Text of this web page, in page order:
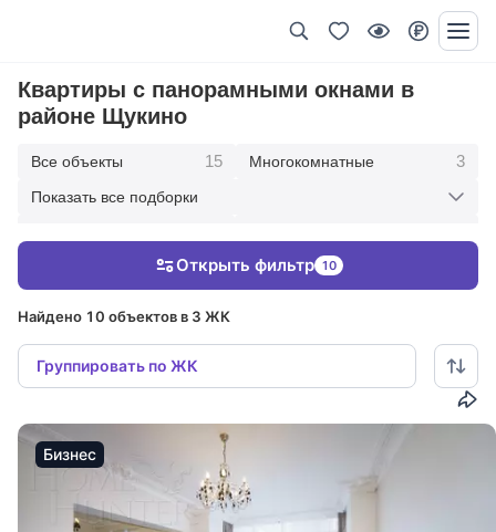
Квартиры с панорамными окнами в
районе Щукино
Все объекты 15 Многокомнатные 3
Показать все подборки
Найдено 10 объектов в 3 ЖК
Группировать по ЖК
Открыть фильтр 10
Бизнес